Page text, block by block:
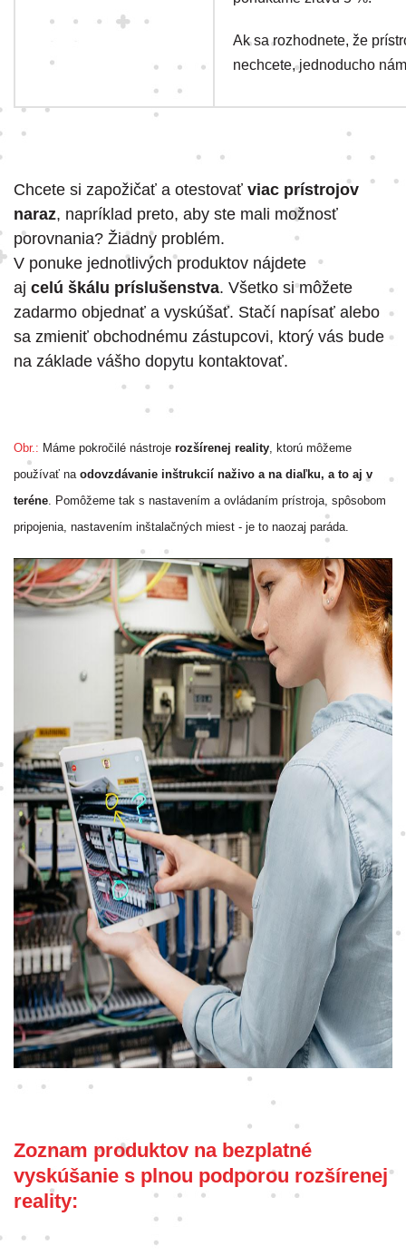
Ak sa rozhodnete, že
nechcete, jednoducho
Chcete si zapožičať a otestovať viac prístrojov
naraz, napríklad preto, aby ste mali možnosť
porovnania? Žiadny problém.
V ponuke jednotlivých produktov nájdete
aj celú škálu príslušenstva. Všetko si môžete
zadarmo objednať a vyskúšať. Stačí napísať alebo
sa zmieniť obchodnému zástupcovi, ktorý vás bude
na základe vášho dopytu kontaktovať.
Obr.: Máme pokročilé nástroje rozšírenej reality, ktorú môžeme
používať na odovzdávanie inštrukcií naživo a na diaľku, a to aj v
teréne. Pomôžeme tak s nastavením a ovládaním prístroja, spôsobom
pripojenia, nastavením inštalačných miest - je to naozaj paráda.
Zoznam produktov na bezplatné
vyskúšanie s plnou podporou rozšírenej
reality: